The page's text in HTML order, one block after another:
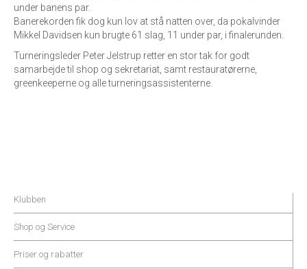
under banens par.
Banerekorden fik dog kun lov at stå natten over, da pokalvinder
Mikkel Davidsen kun brugte 61 slag, 11 under par, i finalerunden.
Turneringsleder Peter Jelstrup retter en stor tak for godt
samarbejde til shop og sekretariat, samt restauratørerne,
greenkeeperne og alle turneringsassistenterne.
Klubben
Shop og Service
Priser og rabatter